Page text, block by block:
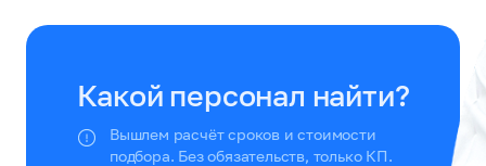
Какой персонал найти?
Вышлем расчёт сроков и стоимости
подбора. Без обязательств, только КП.